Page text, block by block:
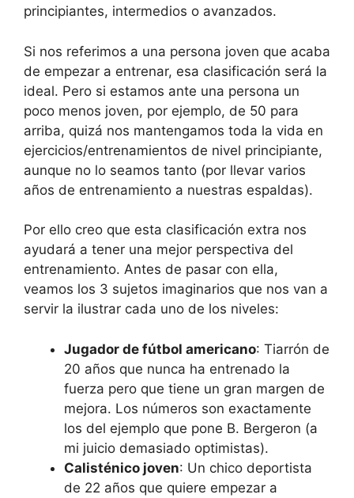
principiantes, intermedios o avanzados.
Si nos referimos a una persona joven que acaba
de empezar a entrenar, esa clasificación será la
ideal. Pero si estamos ante una persona un
poco menos joven, por ejemplo, de 50 para
arriba, quizá nos mantengamos toda la vida en
ejercicios/entrenamientos de nivel principiante,
aunque no lo seamos tanto (por llevar varios
años de entrenamiento a nuestras espaldas).
Por ello creo que esta clasificación extra nos
ayudará a tener una mejor perspectiva del
entrenamiento. Antes de pasar con ella,
veamos los 3 sujetos imaginarios que nos van a
servir la ilustrar cada uno de los niveles:
Jugador de fútbol americano: Tiarrón de
20 años que nunca ha entrenado la
fuerza pero que tiene un gran margen de
mejora. Los números son exactamente
los del ejemplo que pone B. Bergeron (a
mi juicio demasiado optimistas).
Calisténico joven: Un chico deportista
de 22 años que quiere empezar a